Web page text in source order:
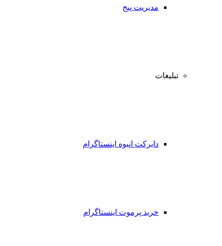
مدیریت پیج
تبلیغات
دایرکت انبوه اینستاگرام
خرید پرموت اینستاگرام